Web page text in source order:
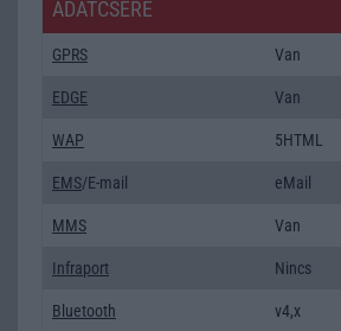
ADATCSERE
GPRS Van
EDGE Van
WAP 5HTML
EMS/E-mail eMail
MMS Van
Infraport Nincs
Bluetooth v4,x